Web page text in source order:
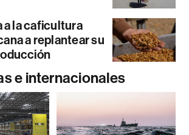
a la caficultura
a replantear su
e internacionales